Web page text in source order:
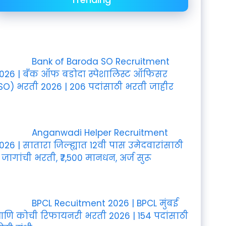
Bank of Baroda SO Recruitment
| बँक ऑफ बडोदा स्पेशालिस्ट ऑफिसर
भरती 2026 | 206 पदांसाठी भरती जाहीर
Anganwadi Helper Recruitment
| सातारा जिल्ह्यात 12वी पास उमेदवारांसाठी
जागांची भरती, ₹7,500 मानधन, अर्ज सुरू
BPCL Recuitment 2026 | BPCL मुंबई
कोची रिफायनरी भरती 2026 | 154 पदांसाठी